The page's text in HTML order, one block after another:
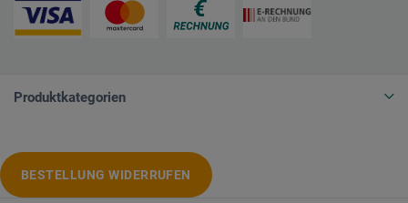
Produktkategorien
BESTELLUNG WIDERRUFEN